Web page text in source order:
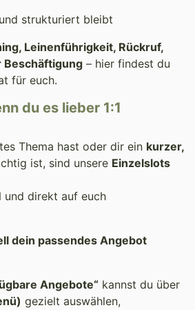
strukturiert bleibt
Leinenführigkeit, Rückruf,
Beschäftigung – hier findest du
für euch.
du es lieber 1:1
Thema hast oder dir ein kurzer,
ist, sind unsere Einzelslots
und direkt auf euch
dein passendes Angebot
Angebote“ kannst du über
gezielt auswählen,